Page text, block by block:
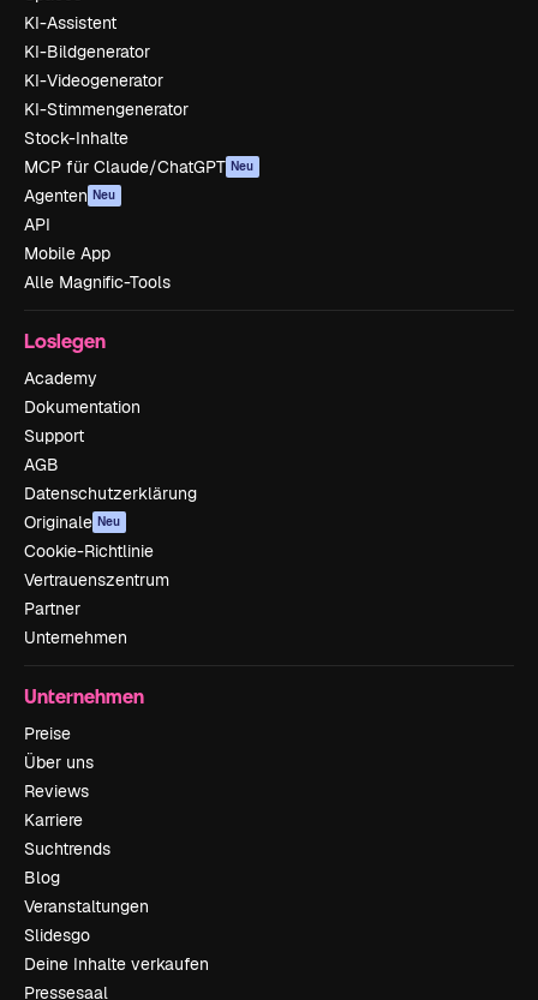
KI-Assistent
KI-Bildgenerator
KI-Videogenerator
KI-Stimmengenerator
Stock-Inhalte
MCP für Claude/ChatGPT Neu
Agenten Neu
API
Mobile App
Alle Magnific-Tools
Loslegen
Academy
Dokumentation
Support
AGB
Datenschutzerklärung
Originale Neu
Cookie-Richtlinie
Vertrauenszentrum
Partner
Unternehmen
Unternehmen
Preise
Über uns
Reviews
Karriere
Suchtrends
Blog
Veranstaltungen
Slidesgo
Deine Inhalte verkaufen
Pressesaal